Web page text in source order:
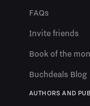
FAQs
Invite friends
Book of the
Buchdeals Blog
AUTHORS AND